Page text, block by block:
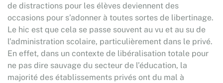
de distractions pour les élèves deviennent des
occasions pour s’adonner à toutes sortes de libertinage.
Le hic est que cela se passe souvent au vu et au su de
l’administration scolaire, particulièrement dans le privé.
En effet, dans un contexte de libéralisation totale pour
ne pas dire sauvage du secteur de l’éducation, la
majorité des établissements privés ont du mal à